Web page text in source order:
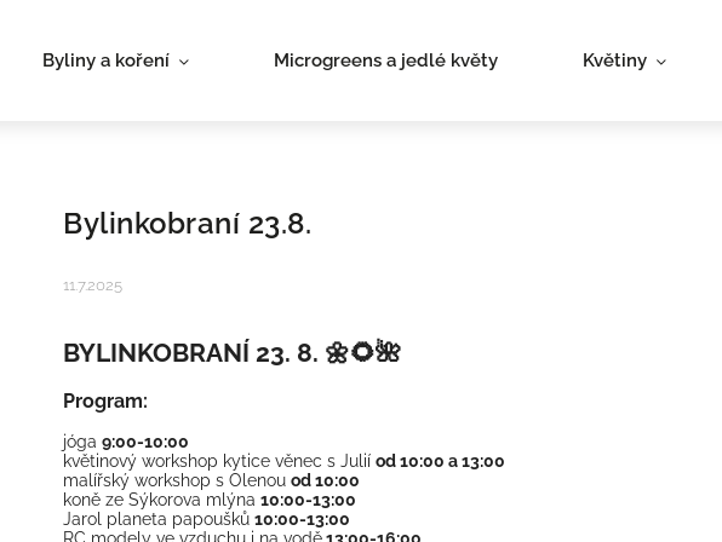
Byliny a koření Microgreens a jedlé květy Květiny
Bylinkobraní 23.8.
11.7.2025
BYLINKOBRANÍ 23. 8. 🌼🌻🌺
Program:
jóga 9:00-10:00
květinový workshop kytice věnec s Julií od 10:00 a 13:00
malířský workshop s Olenou od 10:00
koně ze Sýkorova mlýna 10:00-13:00
Jarol planeta papoušků 10:00-13:00